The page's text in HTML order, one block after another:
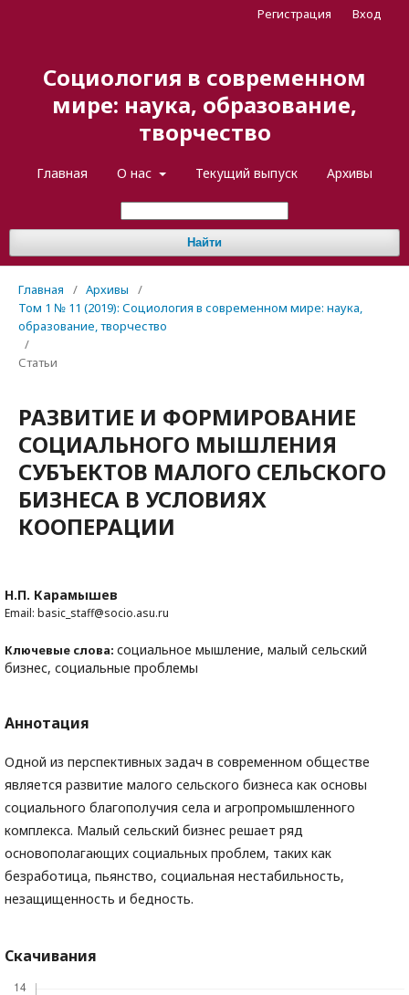
Социология в современном
мире: наука, образование,
творчество
Главная О нас Текущий выпуск Архивы
Найти
Регистрация Вход
Главная / Архивы
/
Том 1 № 11 (2019): Социология в современном мире: наука,
образование, творчество
/
Статьи
РАЗВИТИЕ И ФОРМИРОВАНИЕ
СОЦИАЛЬНОГО МЫШЛЕНИЯ
СУБЪЕКТОВ МАЛОГО СЕЛЬСКОГО
БИЗНЕСА В УСЛОВИЯХ
КООПЕРАЦИИ
Н.П. Карамышев
Email: basic_staff@socio.asu.ru
Ключевые слова: социальное мышление, малый сельский
бизнес, социальные проблемы
Аннотация
Одной из перспективных задач в современном обществе
является развитие малого сельского бизнеса как основы
социального благополучия села и агропромышленного
комплекса. Малый сельский бизнес решает ряд
основополагающих социальных проблем, таких как
безработица, пьянство, социальная нестабильность,
незащищенность и бедность.
Скачивания